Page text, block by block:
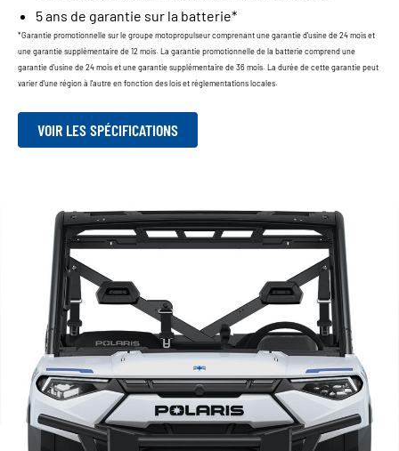
5 ans de garantie sur la batterie*
*Garantie promotionnelle sur le groupe motopropulseur comprenant une garantie d'usine de 24 mois et
une garantie supplémentaire de 12 mois. La garantie promotionnelle de la batterie comprend une
garantie d'usine de 24 mois et une garantie supplémentaire de 36 mois. La durée de cette garantie peut
varier d'une région à l'autre en fonction des lois et réglementations locales.
VOIR LES SPÉCIFICATIONS